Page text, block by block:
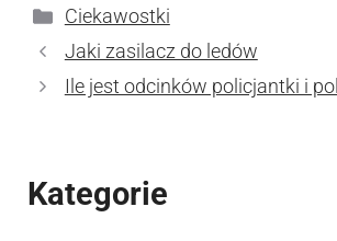
Kategorie
Ciekawostki
Jaki zasilacz do ledów
Ile jest odcinków policjantki i
Kategorie